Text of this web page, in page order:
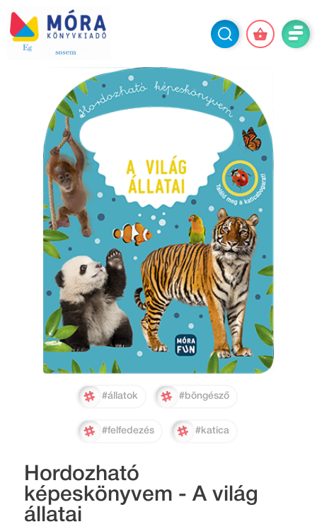
#állatok #böngésző
#felfedezés #katica
Hordozható
képeskönyvem - A világ
állatai